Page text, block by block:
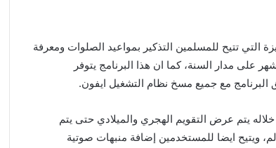
التي تتيح للمسلمين التذكير بمواعيد الصلوات ومعرفة
على مدار السنة، كما ان هذا البرنامج يتوفر
مع جميع مسخ نظام التشغيل ايفون.
يتم عرض التقويم الهجري والميلادي حتى يتم
ويتيح ايضا للمستخدمين إضافة منبهات صوتية